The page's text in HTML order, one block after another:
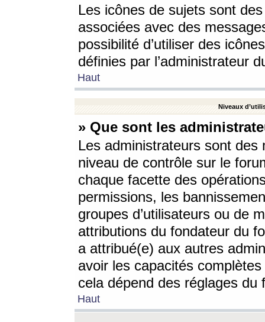
Les icônes de sujets sont
associées avec des
possibilité d’utiliser des
définies par l’administrateur
Haut
Niveaux
» Que sont les
Les administrateurs sont
niveau de contrôle sur le
chaque facette des
permissions, les
groupes d’utilisateurs ou de
attributions du fondateur du
a attribué(e) aux autres
avoir les capacités
cela dépend des réglages du
Haut